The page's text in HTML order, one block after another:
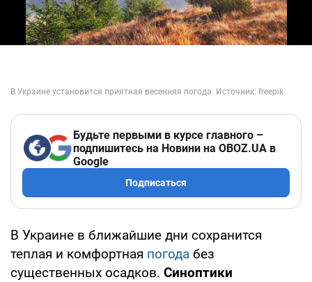
Будьте первыми в курсе главного –
подпишитесь на Новини на OBOZ.UA в
Google
Подписаться
В Украине в ближайшие дни сохранится
теплая и комфортная погода без
существенных осадков. Синоптики